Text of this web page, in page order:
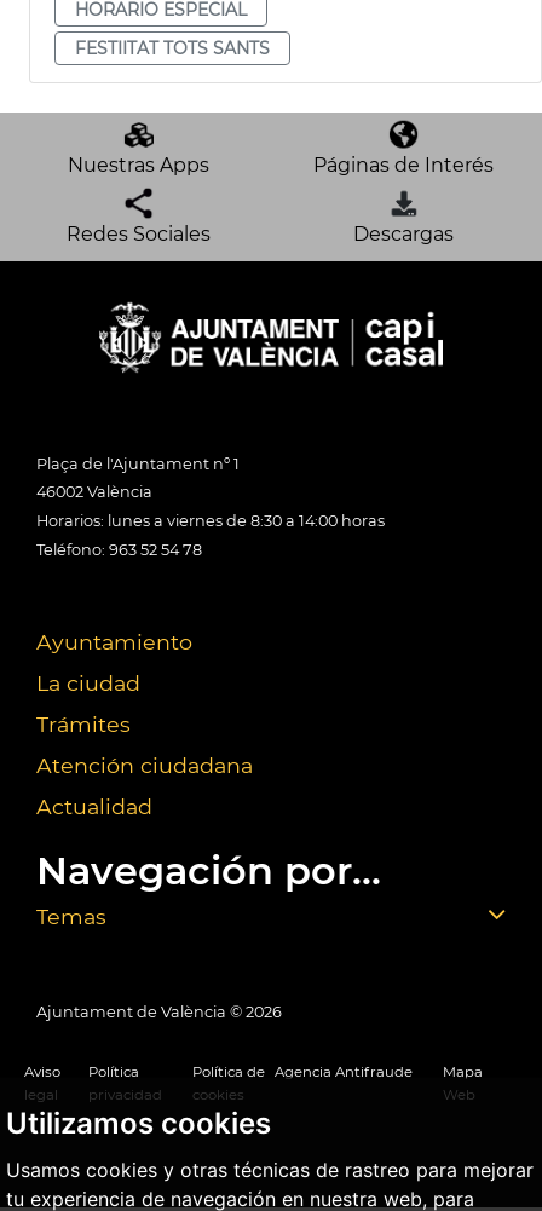
Utilizamos cookies
Usamos cookies y otras técnicas de rastreo para mejorar
tu experiencia de navegación en nuestra web, para
HORARIO ESPECIAL
FESTIITAT TOTS SANTS
Nuestras Apps Páginas de Interés
Redes Sociales Descargas
Plaça de l'Ajuntament nº 1
46002 València
Horarios: lunes a viernes de 8:30 a 14:00 horas
Teléfono: 963 52 54 78
Ayuntamiento
La ciudad
Trámites
Atención ciudadana
Actualidad
Navegación por...
Temas
Ajuntament de València © 2026
Aviso
legal
Política
privacidad
Política de
cookies
Agencia Antifraude
Mapa
Web